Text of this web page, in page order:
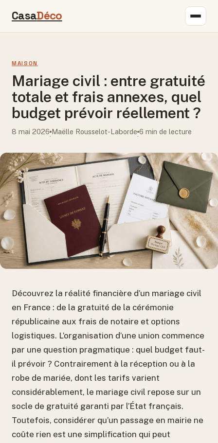
CasaDéco
MAISON
Mariage civil : entre gratuité
totale et frais annexes, quel
budget prévoir réellement ?
8 mai 2026
·
Maëlle Rousselot-Laborde
·
6 min de lecture
Découvrez la réalité financière d’un mariage civil
en France : de la gratuité de la cérémonie
républicaine aux frais de notaire et options
logistiques. L’organisation d’une union commence
par une question pragmatique : quel budget faut-
il prévoir ? Contrairement à la réception ou à la
robe de mariée, dont les tarifs varient
considérablement, le mariage civil repose sur un
socle de gratuité garanti par l’État français.
Toutefois, considérer qu’un passage en mairie ne
coûte rien est une simplification qui peut